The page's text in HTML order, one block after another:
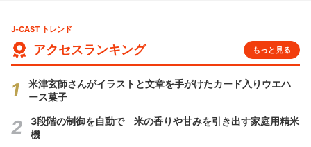
J-CAST トレンド
アクセスランキング もっと見る
米津玄師さんがイラストと文章を手がけたカード入りウエハ
ース菓子
3段階の制御を自動で 米の香りや甘みを引き出す家庭用精米
機